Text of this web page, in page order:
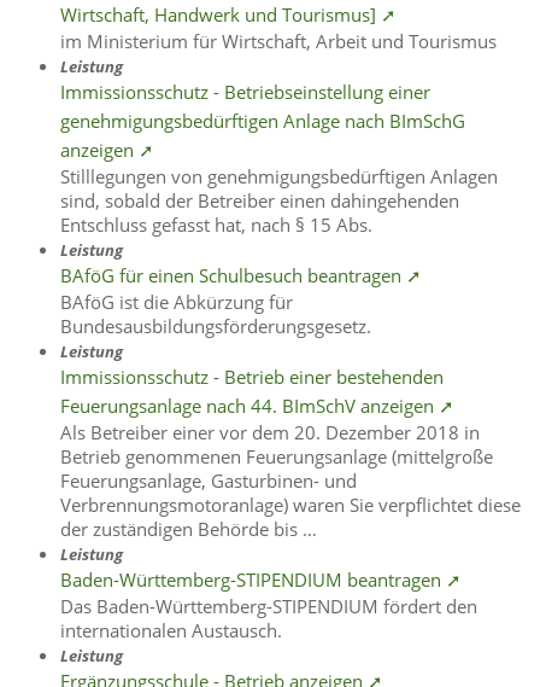
Wirtschaft, Handwerk und Tourismus] ➚
im Ministerium für Wirtschaft, Arbeit und Tourismus
Leistung
Immissionsschutz - Betriebseinstellung einer
genehmigungsbedürftigen Anlage nach BImSchG
anzeigen ➚
Stilllegungen von genehmigungsbedürftigen Anlagen
sind, sobald der Betreiber einen dahingehenden
Entschluss gefasst hat, nach § 15 Abs.
Leistung
BAföG für einen Schulbesuch beantragen ➚
BAföG ist die Abkürzung für
Bundesausbildungsförderungsgesetz.
Leistung
Immissionsschutz - Betrieb einer bestehenden
Feuerungsanlage nach 44. BImSchV anzeigen ➚
Als Betreiber einer vor dem 20. Dezember 2018 in
Betrieb genommenen Feuerungsanlage (mittelgroße
Feuerungsanlage, Gasturbinen- und
Verbrennungsmotoranlage) waren Sie verpflichtet diese
der zuständigen Behörde bis …
Leistung
Baden-Württemberg-STIPENDIUM beantragen ➚
Das Baden-Württemberg-STIPENDIUM fördert den
internationalen Austausch.
Leistung
Ergänzungsschule - Betrieb anzeigen ➚